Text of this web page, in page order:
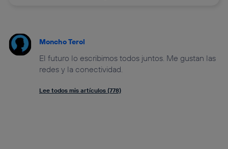
Moncho Terol
El futuro lo escribimos todos juntos. Me gustan las
redes y la conectividad.
Lee todos mis artículos (778)